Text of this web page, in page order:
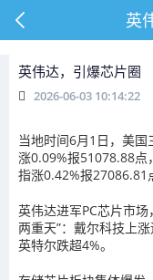
英
英伟达，引爆芯片圈
2026-06-03 10:14:22
当地时间6月1日，美
涨0.09%报51078.88点
指涨0.42%报27086.81
英伟达进军PC芯片市
两重天”：戴尔科技上
英特尔跌超4%。